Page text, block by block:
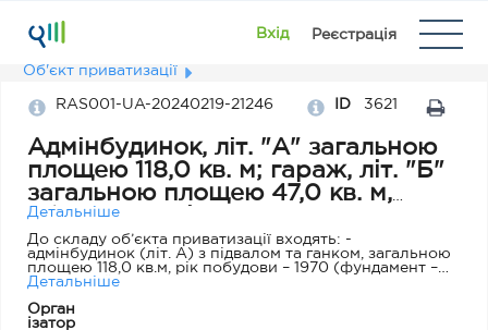
Вхід Реєстрація
Об'єкт приватизації
RAS001-UA-20240219-21246 ID 3621
Адмінбудинок, літ. "А" загальною
площею 118,0 кв. м; гараж, літ. "Б"
загальною площею 47,0 кв. м,
вбиральня, літ. "В" загальною
площею 2,9 кв. м, за адресою:
Київська обл., Білоцерківський р-
н, смт Ставище, вул. Старикова, 6
Детальніше
До складу об’єкта приватизації входять: -
адмінбудинок (літ. А) з підвалом та ганком, загальною
площею 118,0 кв.м, рік побудови – 1970 (фундамент –
стрічковий бутовий; стіни – цегляні, обкладені
підлога – лінолеум); - гараж (літ. Б), що складається з
двох гаражних боксів та підсобних приміщень,
Детальніше
Орган
ізатор